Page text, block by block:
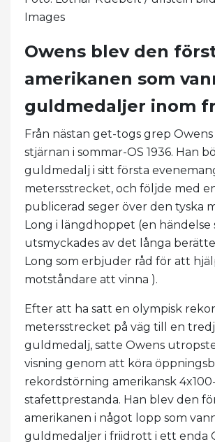
Images
Owens blev den
amerikanen som
guldmedaljer inom
Från nästan get-togs grep
stjärnan i sommar-OS 1936. Han
guldmedalj i sitt första
metersstrecket, och följde med
publicerad seger över den tyska
Long i längdhoppet (en händelse
utsmyckades av det långa
Long som erbjuder råd för att
motståndare att vinna ).
Efter att ha satt en olympisk
metersstrecket på väg till en
guldmedalj, satte Owens
visning genom att köra
rekordstörning amerikansk 4x100-
stafettprestanda. Han blev den
amerikanen i något lopp som
guldmedaljer i friidrott i ett enda